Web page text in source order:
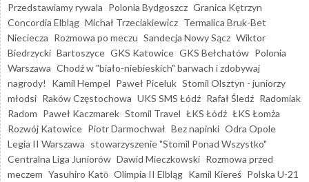
Przedstawiamy rywala Polonia Bydgoszcz Granica Kętrzyn
Concordia Elbląg Michał Trzeciakiewicz Termalica Bruk-Bet
Nieciecza Rozmowa po meczu Sandecja Nowy Sącz Wiktor
Biedrzycki Bartoszyce GKS Katowice GKS Bełchatów Polonia
Warszawa Chodź w "biało-niebieskich" barwach i zdobywaj
nagrody!
Kamil Hempel Paweł Piceluk Stomil Olsztyn - juniorzy
młodsi Raków Częstochowa UKS SMS Łódź Rafał Śledź Radomiak
Radom Paweł Kaczmarek Stomil Travel ŁKS Łódź ŁKS Łomża
Rozwój Katowice Piotr Darmochwał Bez napinki Odra Opole
Legia II Warszawa stowarzyszenie "Stomil Ponad Wszystko"
Centralna Liga Juniorów Dawid Mieczkowski Rozmowa przed
meczem Yasuhiro Katō Olimpia II Elbląg Kamil Kiereś Polska U-21